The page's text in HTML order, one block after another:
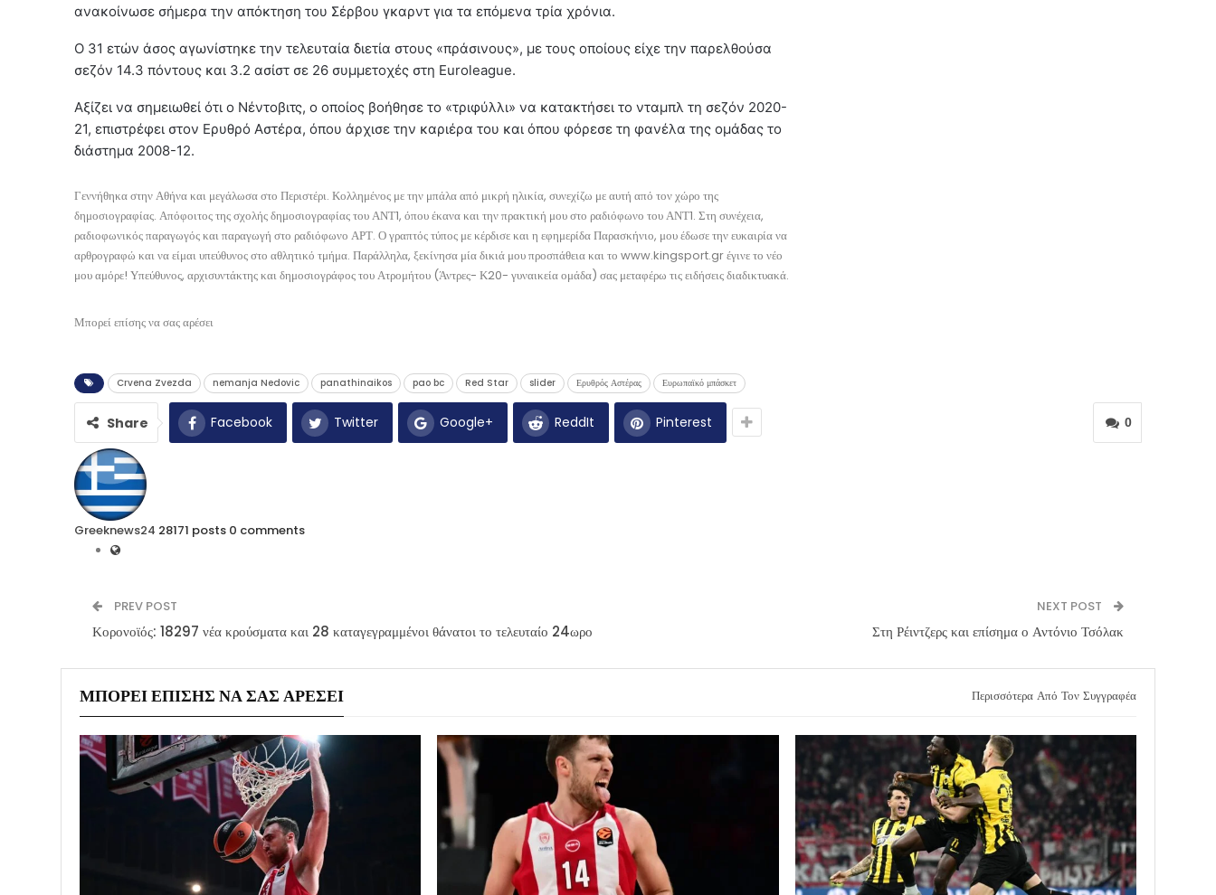
ανακοίνωσε σήμερα την απόκτηση του Σέρβου γκαρντ για τα επόμενα τρία χρόνια.
Ο 31 ετών άσος αγωνίστηκε την τελευταία διετία στους «πράσινους», με τους οποίους είχε την παρελθούσα
σεζόν 14.3 πόντους και 3.2 ασίστ σε 26 συμμετοχές στη Euroleague.
Αξίζει να σημειωθεί ότι ο Νέντοβιτς, ο οποίος βοήθησε το «τριφύλλι» να κατακτήσει το νταμπλ τη σεζόν 2020-
21, επιστρέφει στον Ερυθρό Αστέρα, όπου άρχισε την καριέρα του και όπου φόρεσε τη φανέλα της ομάδας το
διάστημα 2008-12.
Γεννήθηκα στην Αθήνα και μεγάλωσα στο Περιστέρι. Κολλημένος με την μπάλα από μικρή ηλικία, συνεχίζω με αυτή από τον χώρο της
δημοσιογραφίας. Απόφοιτος της σχολής δημοσιογραφίας του ΑΝΤ1, όπου έκανα και την πρακτική μου στο ραδιόφωνο του ΑΝΤ1. Στη συνέχεια,
ραδιοφωνικός παραγωγός και παραγωγή στο ραδιόφωνο ΑΡΤ. Ο γραπτός τύπος με κέρδισε και η εφημερίδα Παρασκήνιο, μου έδωσε την ευκαιρία να
αρθρογραφώ και να είμαι υπεύθυνος στο αθλητικό τμήμα. Παράλληλα, ξεκίνησα μία δικιά μου προσπάθεια και το www.kingsport.gr έγινε το νέο
μου αμόρε! Υπεύθυνος, αρχισυντάκτης και δημοσιογράφος του Ατρομήτου (Άντρες- Κ20- γυναικεία ομάδα) σας μεταφέρω τις ειδήσεις διαδικτυακά.
Μπορεί επίσης να σας αρέσει
Crvena Zvezda nemanja Nedovic panathinaikos pao bc Red Star slider Ερυθρός Αστέρας Ευρωπαϊκό μπάσκετ
0
Share Facebook Twitter Google+ ReddIt Pinterest
Greeknews24 28171 posts 0 comments
PREV POST
Κορονοϊός: 18297 νέα κρούσματα και 28 καταγεγραμμένοι θάνατοι το τελευταίο 24ωρο
NEXT POST
Στη Ρέιντζερς και επίσημα ο Αντόνιο Τσόλακ
ΜΠΟΡΕΊ ΕΠΊΣΗΣ ΝΑ ΣΑΣ ΑΡΈΣΕΙ Περισσότερα Από Τον Συγγραφέα